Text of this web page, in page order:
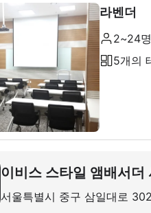
라벤더
2~24명
5개의
이비스 스타일 앰배서더
서울특별시 중구 삼일대로 302